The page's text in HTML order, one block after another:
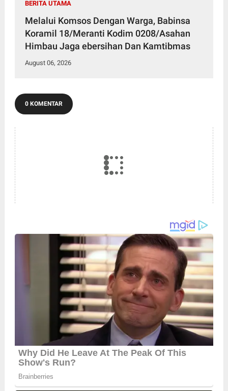
BERITA UTAMA
Melalui Komsos Dengan Warga, Babinsa
Koramil 18/Meranti Kodim 0208/Asahan
Himbau Jaga ebersihan Dan Kamtibmas
August 06, 2026
0 KOMENTAR